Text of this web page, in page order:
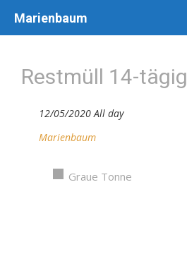
Marienbaum
Restmüll 14-tägig
12/05/2020 All day
Marienbaum
Graue Tonne